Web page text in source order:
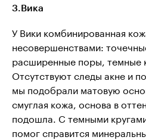
3.Вика
У Вики комбинированная
несовершенствами:
расширенные поры, темные
Отсутствуют следы акне и
мы подобрали матовую
смуглая кожа, основа в
подошла. С темными
помог справится